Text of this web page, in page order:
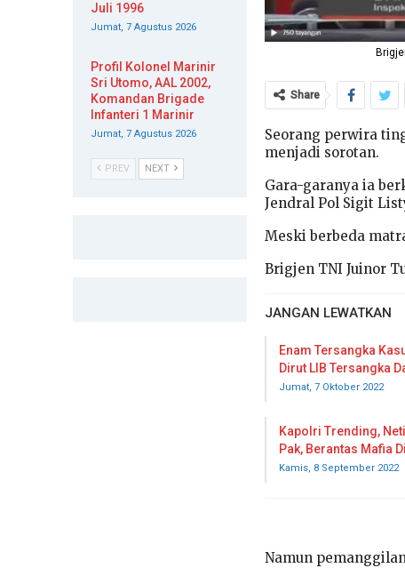
Share
Seorang perwira
menjadi sorotan.
Gara-garanya ia
Jendral Pol Sigit
Meski berbeda
Brigjen TNI Juinor
JANGAN LEWATKAN
Enam Tersangka
Dirut LIB Tersangka
Jumat, 7 Oktober 2022
Kapolri Trending,
Pak, Berantas Mafia
Kamis, 8 September 2022
Namun
Juli 1996
Jumat, 7 Agustus 2026
Profil Kolonel Marinir
Sri Utomo, AAL 2002,
Komandan Brigade
Infanteri 1 Marinir
Jumat, 7 Agustus 2026
PREV NEXT